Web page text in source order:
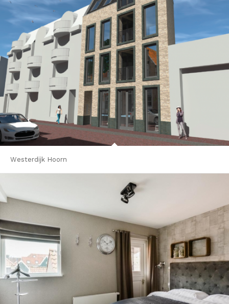
Westerdijk Hoorn